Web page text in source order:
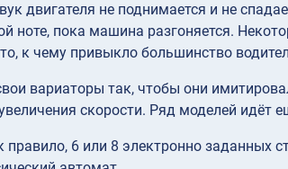
двигателя не поднимается и не
ноте, пока машина разгоняется.
к чему привыкло большинство
вариаторы так, чтобы они
скорости. Ряд моделей идёт
правило, 6 или 8 электронно заданных